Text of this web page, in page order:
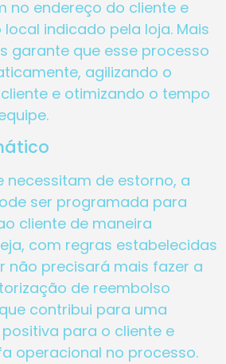
no endereço do cliente e
indicado pela loja. Mais
garante que esse processo
agilizando o
e otimizando o tempo
necessitam de estorno, a
ser programada para
cliente de maneira
com regras estabelecidas
não precisará mais fazer a
de reembolso
contribui para uma
para o cliente e
operacional no processo.